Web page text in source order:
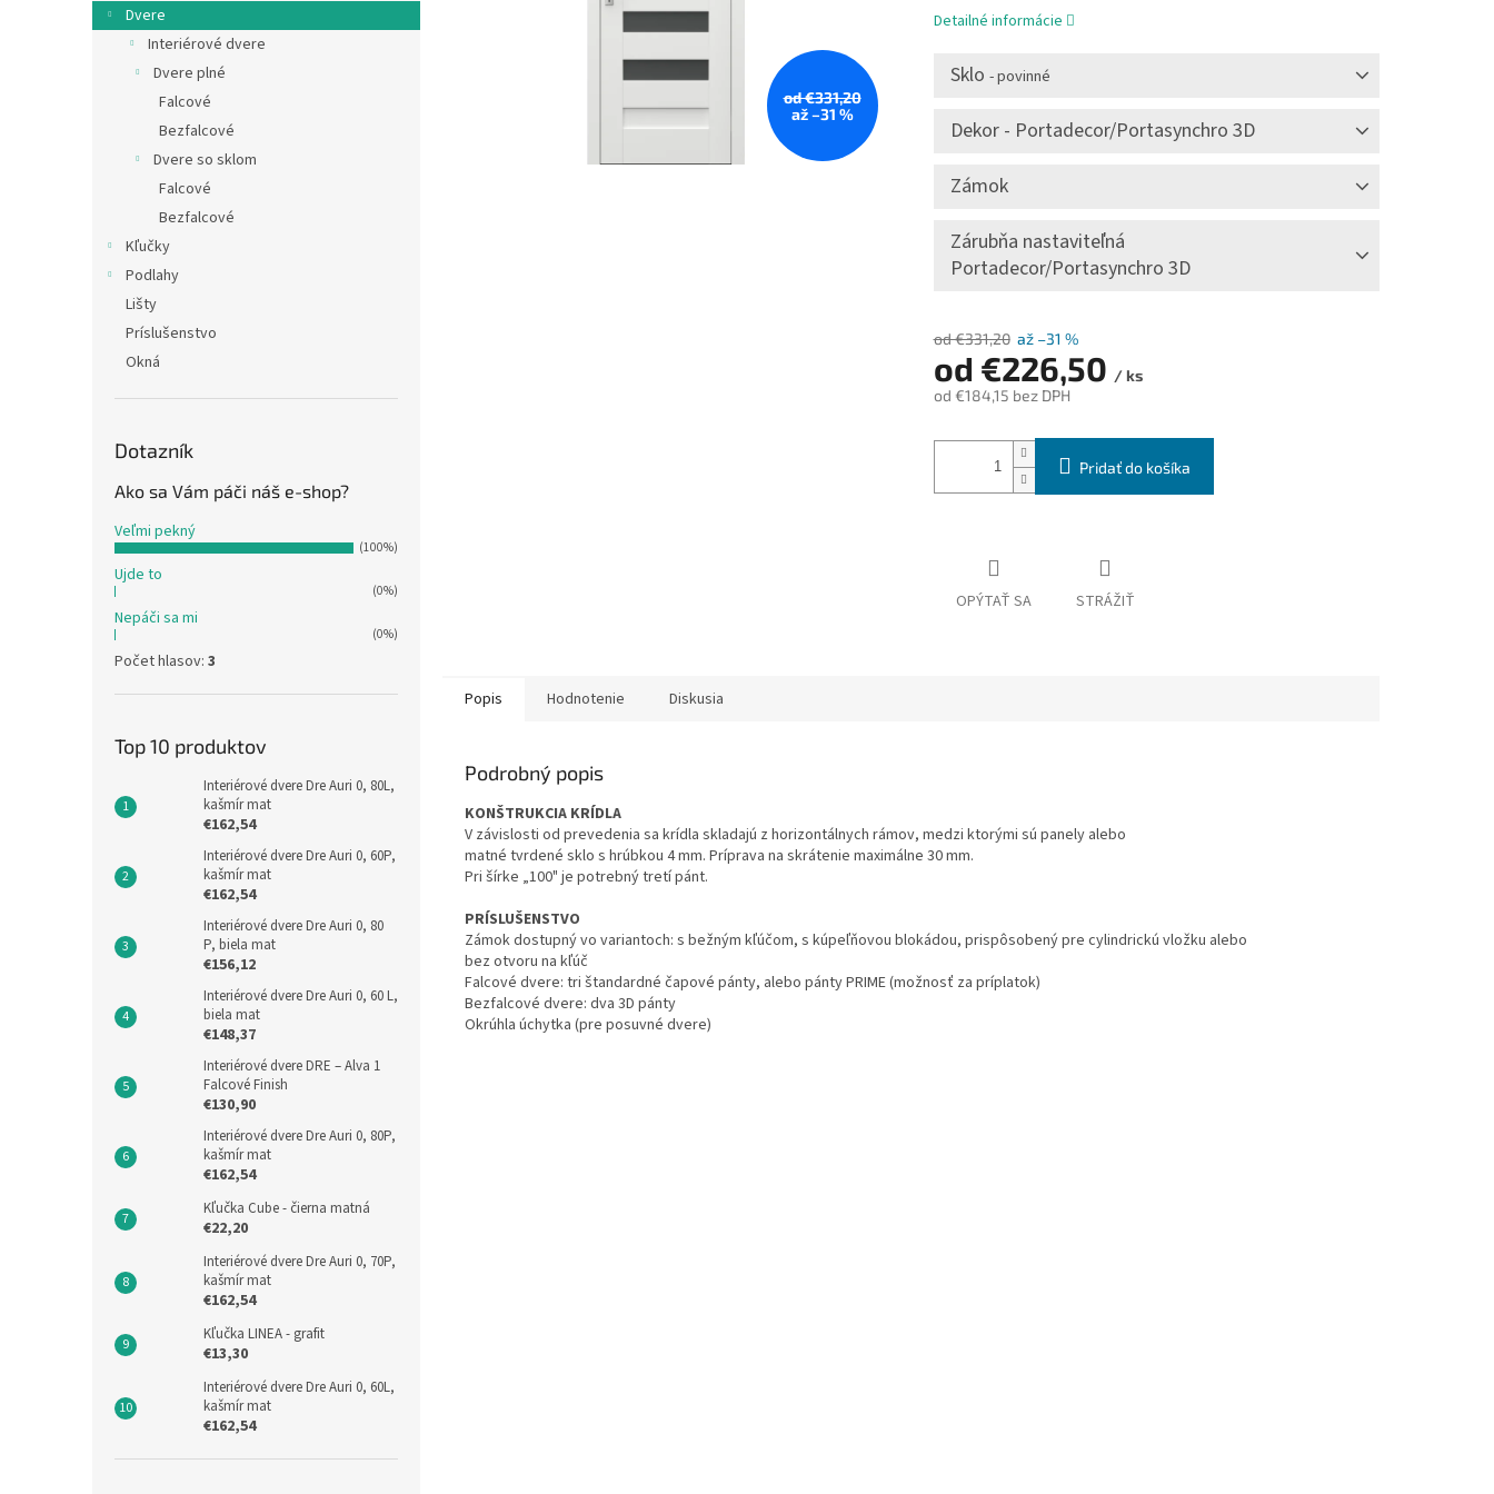
Dvere
Interiérové dvere
Dvere plné
Falcové
Bezfalcové
Dvere so sklom
Falcové
Bezfalcové
Kľučky
Podlahy
Lišty
Príslušenstvo
Okná
Dotazník
Ako sa Vám páči náš e-shop?
Veľmi pekný
(100%)
Ujde to
(0%)
Nepáči sa mi
(0%)
Počet hlasov: 3
Top 10 produktov
Interiérové dvere Dre Auri 0, 80L,
kašmír mat
€162,54
Interiérové dvere Dre Auri 0, 60P,
kašmír mat
€162,54
Interiérové dvere Dre Auri 0, 80
P, biela mat
€156,12
Interiérové dvere Dre Auri 0, 60 L,
biela mat
€148,37
Interiérové dvere DRE – Alva 1
Falcové Finish
€130,90
Interiérové dvere Dre Auri 0, 80P,
kašmír mat
€162,54
Kľučka Cube - čierna matná
€22,20
Interiérové dvere Dre Auri 0, 70P,
kašmír mat
€162,54
Kľučka LINEA - grafit
€13,30
Interiérové dvere Dre Auri 0, 60L,
kašmír mat
€162,54
od €331,20
až –31 %
Detailné informácie
OPÝTAŤ SA STRÁŽIŤ
Sklo - povinné
Dekor - Portadecor/Portasynchro 3D
Zámok
Zárubňa nastaviteľná
Portadecor/Portasynchro 3D
od €331,20 až –31 %
od €226,50 / ks
od €184,15 bez DPH
cena:
Pridať do košíka
Popis Hodnotenie Diskusia
Podrobný popis
KONŠTRUKCIA KRÍDLA
V závislosti od prevedenia sa krídla skladajú z horizontálnych rámov, medzi ktorými sú panely alebo
matné tvrdené sklo s hrúbkou 4 mm. Príprava na skrátenie maximálne 30 mm.
Pri šírke „100" je potrebný tretí pánt.
PRÍSLUŠENSTVO
Zámok dostupný vo variantoch: s bežným kľúčom, s kúpeľňovou blokádou, prispôsobený pre cylindrickú vložku alebo
bez otvoru na kľúč
Falcové dvere: tri štandardné čapové pánty, alebo pánty PRIME (možnosť za príplatok)
Bezfalcové dvere: dva 3D pánty
Okrúhla úchytka (pre posuvné dvere)